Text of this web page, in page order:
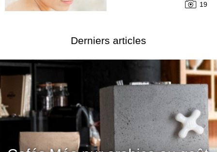
19
Derniers articles